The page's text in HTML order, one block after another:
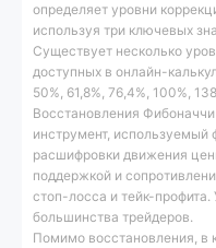
определяет уровни
используя три ключевых
Существует несколько
доступных в онлайн-
50%, 61,8%, 76,4%, 100%,
Восстановления
инструмент, используемый
расшифровки движения
поддержкой и
стоп-лосса и тейк-
большинства трейдеров.
Помимо восстановления, в